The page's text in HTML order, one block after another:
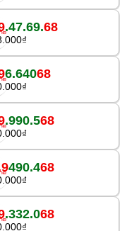
.47.69.68
6.64068
.990.568
490.468
.332.068